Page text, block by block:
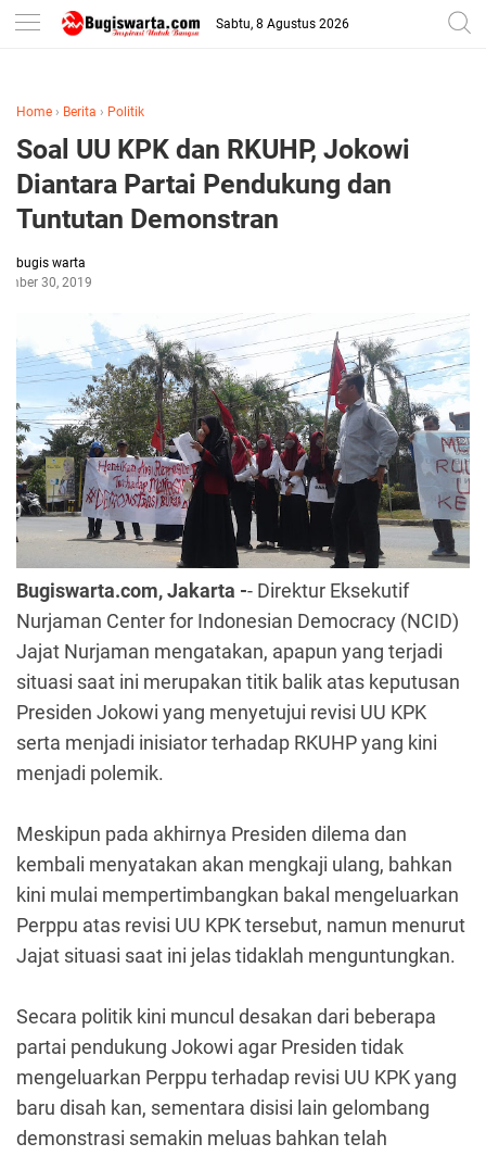
-->
Sabtu, 8 Agustus 2026
Home › Berita › Politik
Soal UU KPK dan RKUHP, Jokowi
Diantara Partai Pendukung dan
Tuntutan Demonstran
bugis warta
30, 2019
Bugiswarta.com, Jakarta -- Direktur Eksekutif
Nurjaman Center for Indonesian Democracy (NCID)
Jajat Nurjaman mengatakan, apapun yang terjadi
situasi saat ini merupakan titik balik atas keputusan
Presiden Jokowi yang menyetujui revisi UU KPK
serta menjadi inisiator terhadap RKUHP yang kini
menjadi polemik.
Meskipun pada akhirnya Presiden dilema dan
kembali menyatakan akan mengkaji ulang, bahkan
kini mulai mempertimbangkan bakal mengeluarkan
Perppu atas revisi UU KPK tersebut, namun menurut
Jajat situasi saat ini jelas tidaklah menguntungkan.
Secara politik kini muncul desakan dari beberapa
partai pendukung Jokowi agar Presiden tidak
mengeluarkan Perppu terhadap revisi UU KPK yang
baru disah kan, sementara disisi lain gelombang
demonstrasi semakin meluas bahkan telah